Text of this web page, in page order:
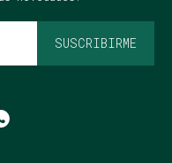
SUSCRIBIRME